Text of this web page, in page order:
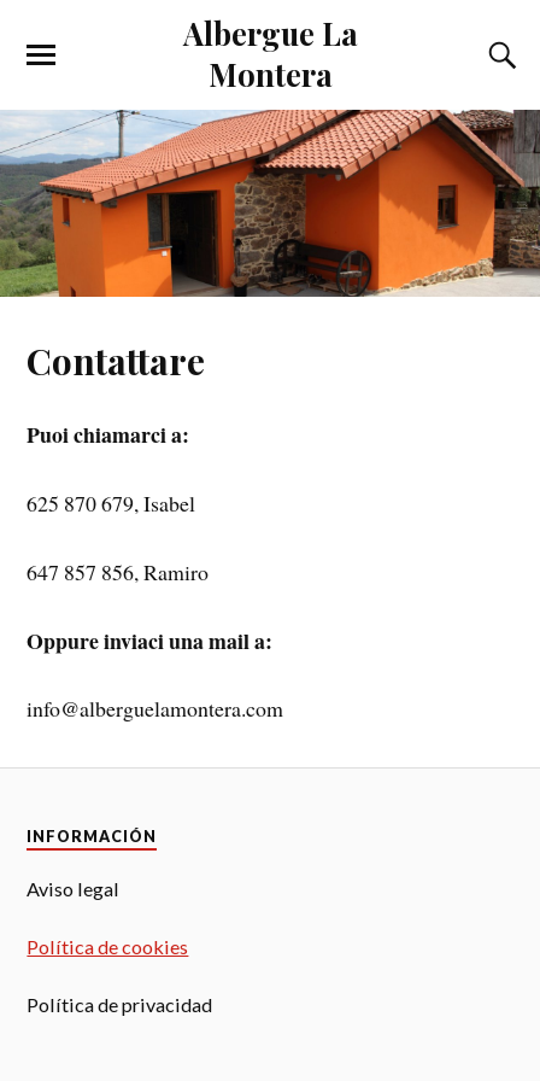
Albergue La
Montera
Contattare
Puoi chiamarci a:
625 870 679, Isabel
647 857 856, Ramiro
Oppure inviaci una mail a:
info@alberguelamontera.com
INFORMACIÓN
Aviso legal
Política de cookies
Política de privacidad